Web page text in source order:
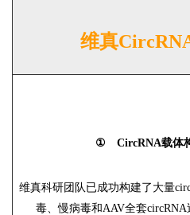
维真
① CircRNA载体
维真科研团队已成功构建了大量
毒、慢病毒和AAV全套circRNA